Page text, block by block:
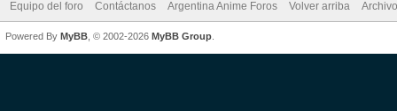
Equipo del foro Contáctanos Argentina Anime Foros Volver arriba
Powered By MyBB , © 2002-2026 MyBB Group